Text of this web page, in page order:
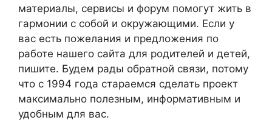
материалы, сервисы и форум помогут жить в
гармонии с собой и окружающими. Если у
вас есть пожелания и предложения по
работе нашего сайта для родителей и детей,
пишите. Будем рады обратной связи, потому
что c 1994 года стараемся сделать проект
максимально полезным, информативным и
удобным для вас.